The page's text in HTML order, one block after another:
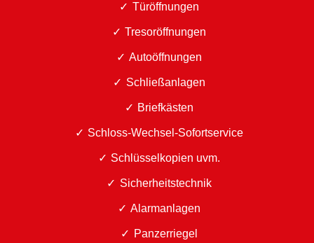
Türöffnungen
Tresoröffnungen
Autoöffnungen
Schließanlagen
Briefkästen
Schloss-Wechsel-Sofortservice
Schlüsselkopien uvm.
Sicherheitstechnik
Alarmanlagen
Panzerriegel